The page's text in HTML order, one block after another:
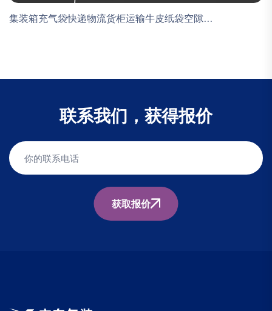
集装箱充气袋快递物流货柜运输牛皮纸袋空隙...
联系我们，获得报价
获取报价